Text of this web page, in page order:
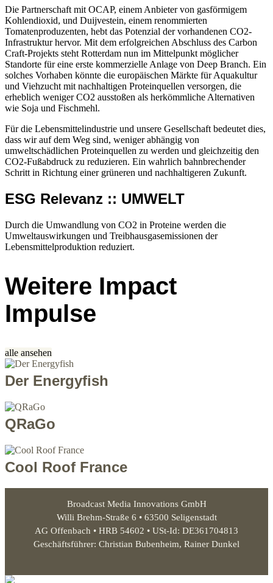
Die Partnerschaft mit OCAP, einem Anbieter von gasförmigem
Kohlendioxid, und Duijvestein, einem renommierten
Tomatenproduzenten, hebt das Potenzial der vorhandenen CO2-
Infrastruktur hervor. Mit dem erfolgreichen Abschluss des Carbon
Craft-Projekts steht Rotterdam nun im Mittelpunkt möglicher
Standorte für eine erste kommerzielle Anlage von Deep Branch. Ein
solches Vorhaben könnte die europäischen Märkte für Aquakultur
und Viehzucht mit nachhaltigen Proteinquellen versorgen, die
erheblich weniger CO2 ausstoßen als herkömmliche Alternativen
wie Soja und Fischmehl.
Für die Lebensmittelindustrie und unsere Gesellschaft bedeutet dies,
dass wir auf dem Weg sind, weniger abhängig von
umweltschädlichen Proteinquellen zu werden und gleichzeitig den
CO2-Fußabdruck zu reduzieren. Ein wahrlich bahnbrechender
Schritt in Richtung einer grüneren und nachhaltigeren Zukunft.
ESG Relevanz :: UMWELT
Durch die Umwandlung von CO2 in Proteine werden die
Umweltauswirkungen und Treibhausgasemissionen der
Lebensmittelproduktion reduziert.
Weitere Impact
Impulse
alle ansehen
Der Energyfish
QRaGo
Cool Roof France
Broadcast Media Innovations GmbH
Willi Brehm-Straße 6 • 63500 Seligenstadt
AG Offenbach • HRB 54602 • USt-Id: DE361704813
Geschäftsführer: Christian Bubenheim, Rainer Dunkel